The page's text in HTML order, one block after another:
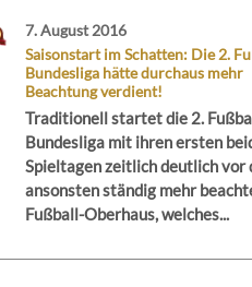
7. August 2016
Saisonstart im Schatten: Die 2.
Bundesliga hätte durchaus mehr
Beachtung verdient!
Traditionell startet die 2.
Bundesliga mit ihren ersten
Spieltagen zeitlich deutlich vor
ansonsten ständig mehr
Fußball-Oberhaus, welches...